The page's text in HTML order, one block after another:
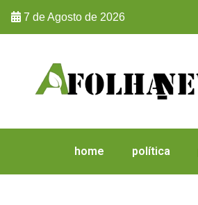
7 de Agosto de 2026
home política